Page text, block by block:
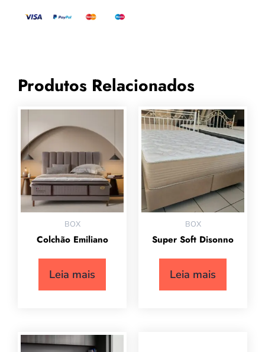
Produtos Relacionados
BOX
Colchão Emiliano
Leia mais
BOX
Super Soft Disonno
Leia mais